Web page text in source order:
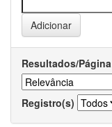
Resultados/Página
Registro(s)